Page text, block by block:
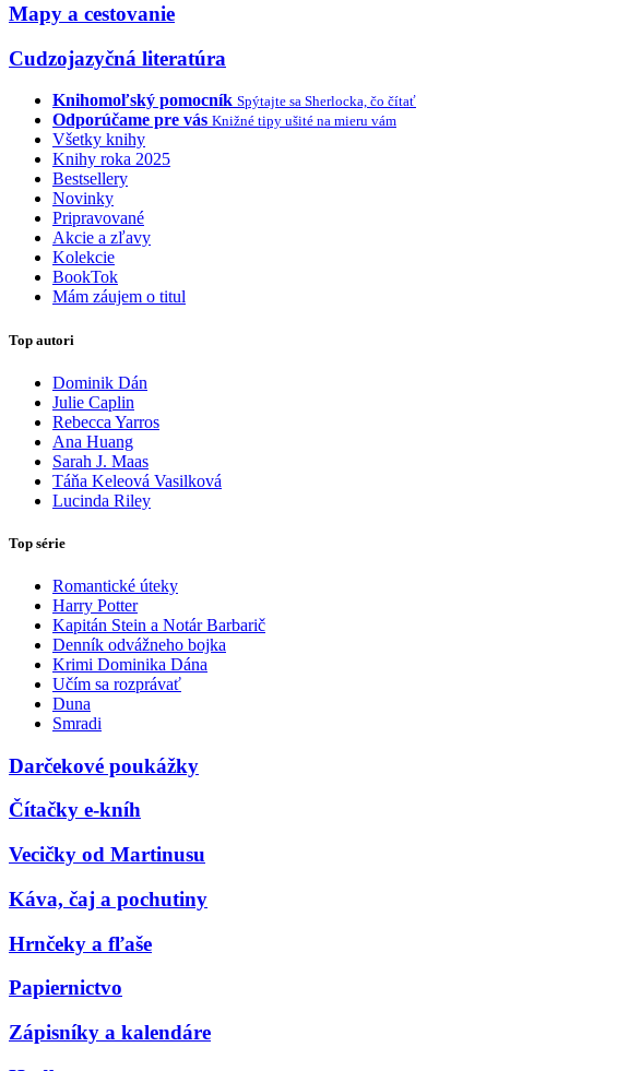
Mapy a cestovanie
Cudzojazyčná literatúra
Knihomoľský pomocník Spýtajte sa Sherlocka, čo čítať
Odporúčame pre vás Knižné tipy ušité na mieru vám
Všetky knihy
Knihy roka 2025
Bestsellery
Novinky
Pripravované
Akcie a zľavy
Kolekcie
BookTok
Mám záujem o titul
Top autori
Dominik Dán
Julie Caplin
Rebecca Yarros
Ana Huang
Sarah J. Maas
Táňa Keleová Vasilková
Lucinda Riley
Top série
Romantické úteky
Harry Potter
Kapitán Stein a Notár Barbarič
Denník odvážneho bojka
Krimi Dominika Dána
Učím sa rozprávať
Duna
Smradi
Darčekové poukážky
Čítačky e-kníh
Vecičky od Martinusu
Káva, čaj a pochutiny
Hrnčeky a fľaše
Papiernictvo
Zápisníky a kalendáre